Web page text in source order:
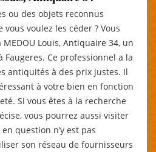
ou des objets reconnus
voulez les céder ? Vous
Louis, Antiquaire 34, un
Ce professionnel a la
antiquités à des prix justes. Il
à votre bien en fonction
Si vous êtes à la recherche
vous pourrez aussi visiter
question n’y est pas
son réseau de fournisseurs